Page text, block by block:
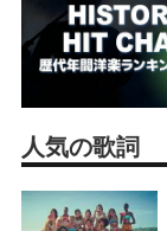
人気の歌詞